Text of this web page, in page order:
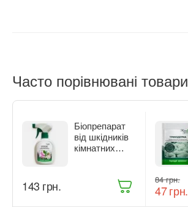
Часто порівнювані товари
Біопрепарат
від шкідників
кімнатних
спрей 300 мл
‍143‍ грн. ‍84‍ грн.
‍47‍грн.